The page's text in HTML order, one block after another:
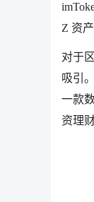
Z 资
对于
吸引
一款
资理